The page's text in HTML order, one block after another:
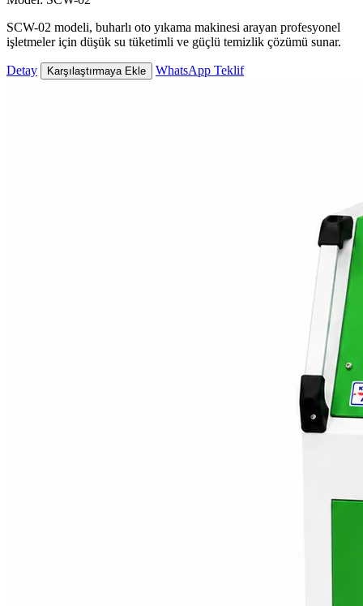
SCW-02 modeli, buharlı oto yıkama makinesi arayan profesyonel
işletmeler için düşük su tüketimli ve güçlü temizlik çözümü sunar.
Detay Karşılaştırmaya Ekle WhatsApp Teklif